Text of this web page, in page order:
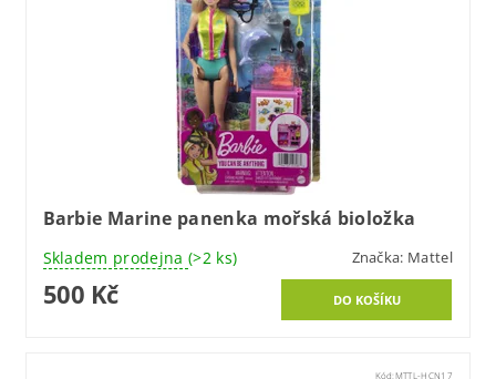
Barbie Marine panenka mořská bioložka
Skladem prodejna (>2 ks) Značka: Mattel
500 Kč
Kód: MTTL-HCN17